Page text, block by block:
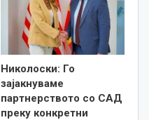
Николоски: Го
зајакнуваме
партнерството со САД
преку конкретни